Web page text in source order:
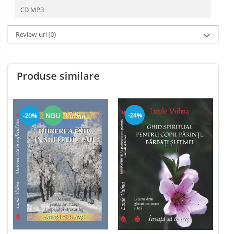
CD MP3
Review-uri(0)
Produse similare
-20% NOU -24%